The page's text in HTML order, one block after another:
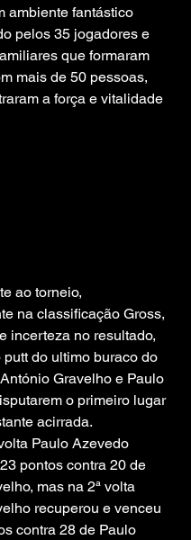
ambiente fantástico
pelos 35 jogadores e
que formaram
mais de 50 pessoas,
a força e vitalidade
ao torneio,
na classificação Gross,
incerteza no resultado,
do ultimo buraco do
Gravelho e Paulo
o primeiro lugar
acirrada.
Paulo Azevedo
pontos contra 20 de
mas na 2ª volta
recuperou e venceu
contra 28 de Paulo